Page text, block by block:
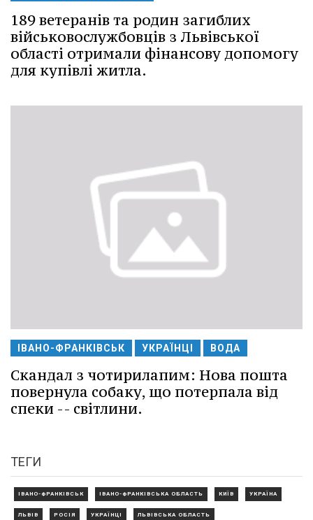
189 ветеранів та родин загиблих
військовослужбовців з Львівської
області отримали фінансову допомогу
для купівлі житла.
ІВАНО-ФРАНКІВСЬК УКРАЇНЦІ ВОДА
Скандал з чотирилапим: Нова пошта
повернула собаку, що потерпала від
спеки -- світлини.
ТЕГИ
ІВАНО-ФРАНКІВСЬК ІВАНО-ФРАНКІВСЬКА ОБЛАСТЬ КИЇВ УКРАЇНА
ЛЬВІВ РОСІЯ УКРАЇНЦІ ЛЬВІВСЬКА ОБЛАСТЬ